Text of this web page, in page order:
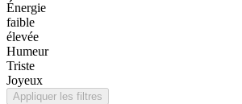
Énergie
faible
élevée
Humeur
Triste
Joyeux
Appliquer les filtres